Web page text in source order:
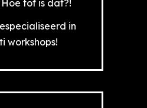
tof is dat?!
in
workshops!